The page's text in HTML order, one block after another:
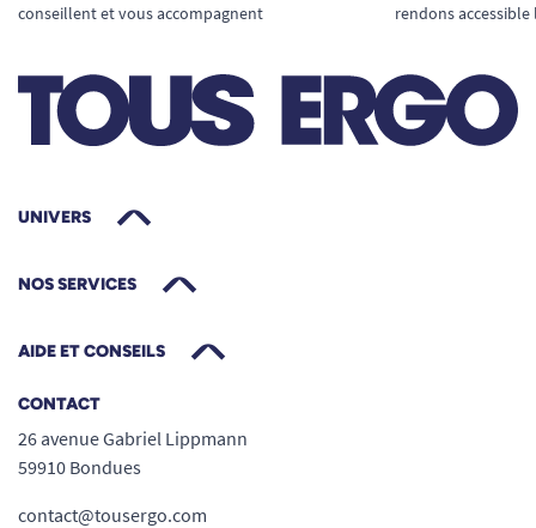
conseillent et vous accompagnent
rendons
UNIVERS
NOS SERVICES
AIDE ET CONSEILS
CONTACT
26 avenue Gabriel Lippmann
59910 Bondues
contact@tousergo.com